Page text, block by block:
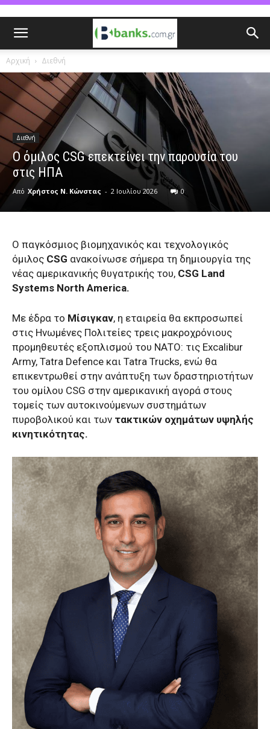
Αρχική Διεθνή
Διεθνή
Ο όμιλος CSG επεκτείνει την παρουσία του
στις ΗΠΑ
Από Χρήστος Ν. Κώνστας - 2 Ιουλίου 2026 0
Ο παγκόσμιος βιομηχανικός και τεχνολογικός
όμιλος CSG ανακοίνωσε σήμερα τη δημιουργία της
νέας αμερικανικής θυγατρικής του, CSG Land
Systems North America.
Με έδρα το Μίσιγκαν, η εταιρεία θα εκπροσωπεί
στις Ηνωμένες Πολιτείες τρεις μακροχρόνιους
προμηθευτές εξοπλισμού του ΝΑΤΟ: τις Excalibur
Army, Tatra Defence και Tatra Trucks, ενώ θα
επικεντρωθεί στην ανάπτυξη των δραστηριοτήτων
του ομίλου CSG στην αμερικανική αγορά στους
τομείς των αυτοκινούμενων συστημάτων
πυροβολικού και των τακτικών οχημάτων υψηλής
κινητικότητας.